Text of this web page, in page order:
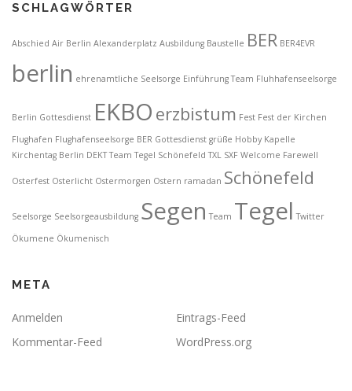
SCHLAGWÖRTER
Abschied Air Berlin Alexanderplatz Ausbildung Baustelle BER BER4EVR
berlin ehrenamtliche Seelsorge Einführung Team Fluhhafenseelsorge
Berlin Gottesdienst EKBO erzbistum Fest Fest der Kirchen
Flughafen Flughafenseelsorge BER Gottesdienst grüße Hobby Kapelle
Kirchentag Berlin DEKT Team Tegel Schönefeld TXL SXF Welcome Farewell
Osterfest Osterlicht Ostermorgen Ostern ramadan Schönefeld
Seelsorge Seelsorgeausbildung Segen Team Tegel Twitter
Ökumene Ökumenisch
META
Anmelden
Eintrags-Feed
Kommentar-Feed
WordPress.org